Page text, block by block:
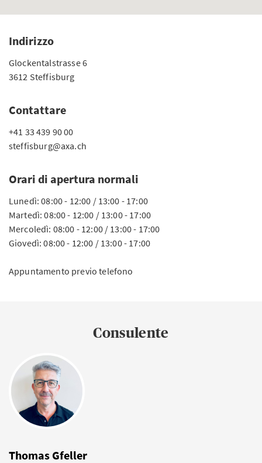
Indirizzo
Glockentalstrasse 6
3612 Steffisburg
Contattare
+41 33 439 90 00
steffisburg@axa.ch
Orari di apertura normali
Lunedì: 08:00 - 12:00 / 13:00 - 17:00
Martedì: 08:00 - 12:00 / 13:00 - 17:00
Mercoledì: 08:00 - 12:00 / 13:00 - 17:00
Giovedì: 08:00 - 12:00 / 13:00 - 17:00
Appuntamento previo telefono
Consulente
Thomas Gfeller